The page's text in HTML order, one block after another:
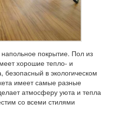
покрытие. Пол из
хорошие тепло- и
в экологическом
имеет самые разные
атмосферу уюта и тепла
со всеми стилями